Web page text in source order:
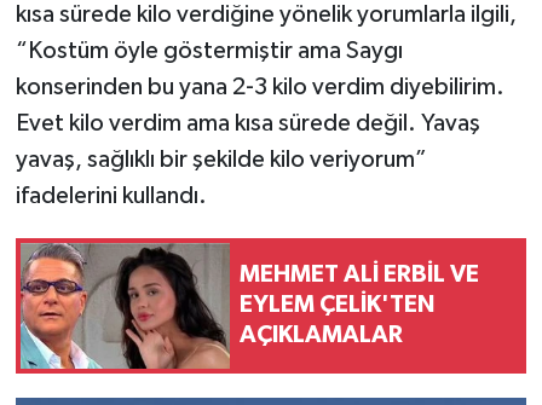
kısa sürede kilo verdiğine yönelik yorumlarla ilgili,
“Kostüm öyle göstermiştir ama Saygı
konserinden bu yana 2-3 kilo verdim diyebilirim.
Evet kilo verdim ama kısa sürede değil. Yavaş
yavaş, sağlıklı bir şekilde kilo veriyorum”
ifadelerini kullandı.
MEHMET ALİ ERBİL VE
EYLEM ÇELİK'TEN
AÇIKLAMALAR